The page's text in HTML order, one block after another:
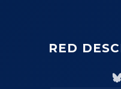
RED